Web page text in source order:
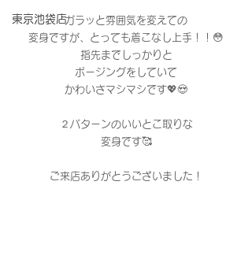
東京池袋店ガラッと雰囲気を変えての
変身ですが、とっても着こなし上手！！😳
指先までしっかりと
ポージングをしていて
かわいさマシマシです💖😍
２パターンのいいとこ取りな
変身です🥰
ご来店ありがとうございました！